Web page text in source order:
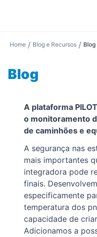
Home / Blog e Recursos / Blog
Blog
A plataforma
o monitoramento
de caminhões e
A segurança nas
mais importantes
integradora pode
finais.
especificamente
temperatura dos
capacidade de
Adicionamos a